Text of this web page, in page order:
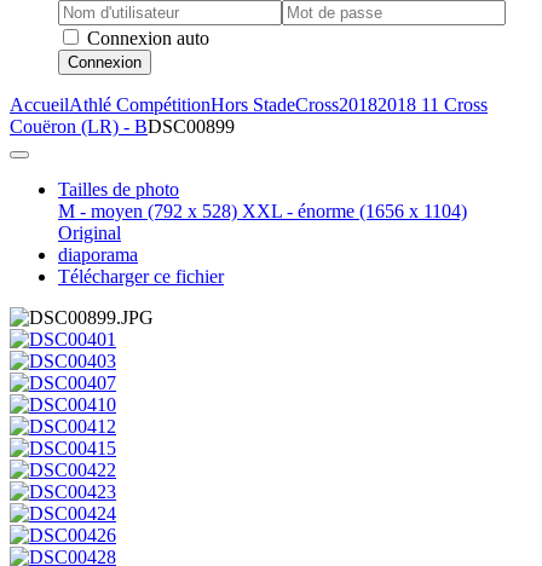
Connexion auto
Connexion
AccueilAthlé CompétitionHors StadeCross20182018 11 Cross
Couëron (LR) - BDSC00899
Tailles de photo
M - moyen (792 x 528) XXL - énorme (1656 x 1104)
Original
diaporama
Télécharger ce fichier